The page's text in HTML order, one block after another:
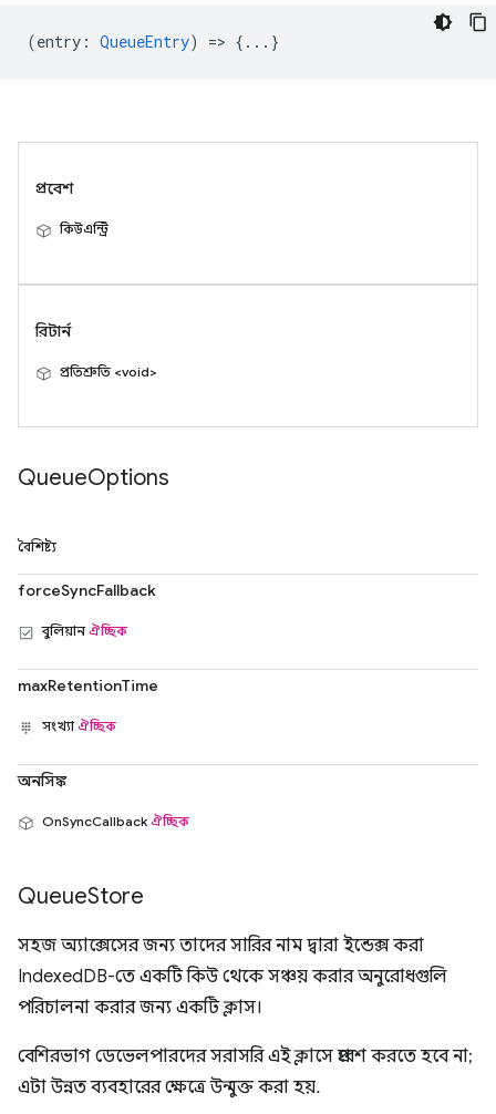
(entry : QueueEntry) => {...}
প্রবেশ
কিউএন্ট্রি
রিটার্ন
প্রতিশ্রুতি <void>
QueueOptions
বৈশিষ্ট্য
forceSyncFallback
বুলিয়ানঐচ্ছিক
maxRetentionTime
সংখ্যাঐচ্ছিক
অনসিঙ্ক
OnSyncCallback ঐচ্ছিক
QueueStore
সহজ অ্যাক্সেসের জন্য তাদের সারির নাম দ্বারা ইন্ডেক্স করা
IndexedDB-তে একটি কিউ থেকে সঞ্চয় করার অনুরোধগুলি
পরিচালনা করার জন্য একটি ক্লাস।
বেশিরভাগ ডেভেলপারদের সরাসরি এই ক্লাসে প্রবেশ করতে হবে না;
এটা উন্নত ব্যবহারের ক্ষেত্রে উন্মুক্ত করা হয়.